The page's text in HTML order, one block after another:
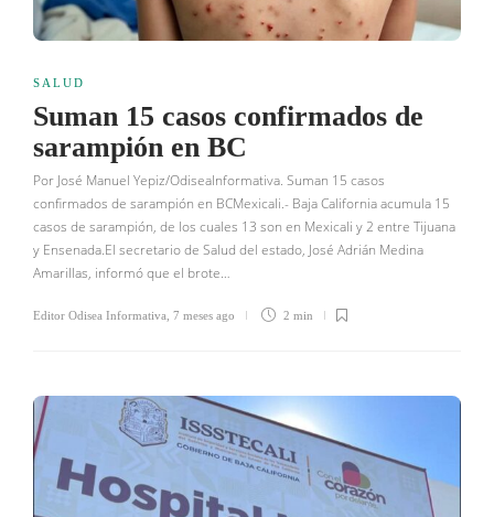
SALUD
Suman 15 casos confirmados de
sarampión en BC
Por José Manuel Yepiz/OdiseaInformativa. Suman 15 casos
confirmados de sarampión en BCMexicali.- Baja California acumula 15
casos de sarampión, de los cuales 13 son en Mexicali y 2 entre Tijuana
y Ensenada.El secretario de Salud del estado, José Adrián Medina
Amarillas, informó que el brote…
Editor Odisea Informativa 7 meses ago 2 min